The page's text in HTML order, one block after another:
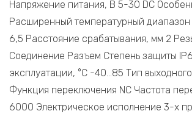
Напряжение питания, В 5-30 DC
Расширенный температурный
6,5 Расстояние срабатывания, мм 2
Соединение Разъем Степень защиты
эксплуатации, °C -40…85 Тип
Функция переключения NC Частота
6000 Электрическое исполнение 3-х